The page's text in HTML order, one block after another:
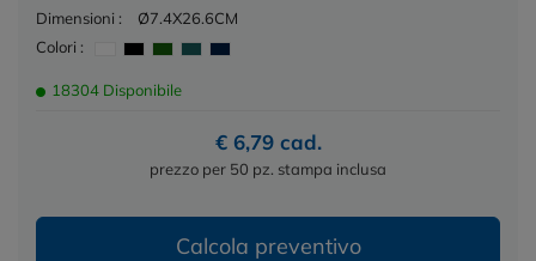
Dimensioni :
Ø7.4X26.6CM
Colori :
18304 Disponibile
€ 6,79 cad.
prezzo per 50 pz. stampa inclusa
Calcola preventivo